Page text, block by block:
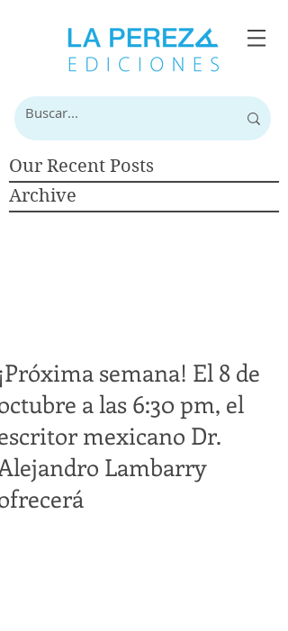
Our Recent Posts
Archive
semana! El 8 de
a las 6:30 pm, el
mexicano Dr.
Lambarry